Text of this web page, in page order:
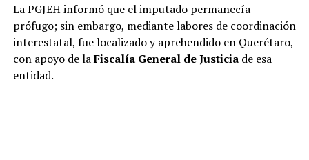
La PGJEH informó que el imputado permanecía
prófugo; sin embargo, mediante labores de coordinación
interestatal, fue localizado y aprehendido en Querétaro,
con apoyo de laFiscalía General de Justiciade esa
entidad.